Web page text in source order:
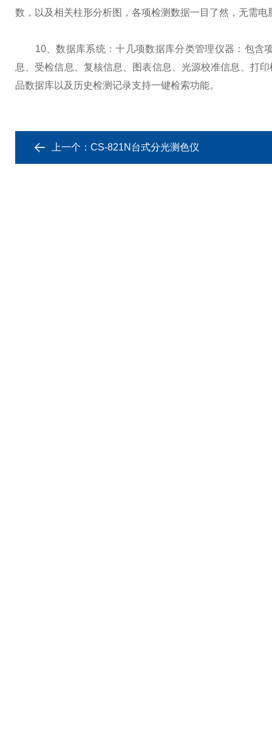
数，以及相关柱形分析图，各项检测数据一目了然，无需电
10、数据库系统：十几项数据库分类管理仪器：包含
息、受检信息、复核信息、图表信息、光源校准信息、打
品数据库以及历史检测记录支持一键检索功能。
上一个： CS-821N台式分光测色仪